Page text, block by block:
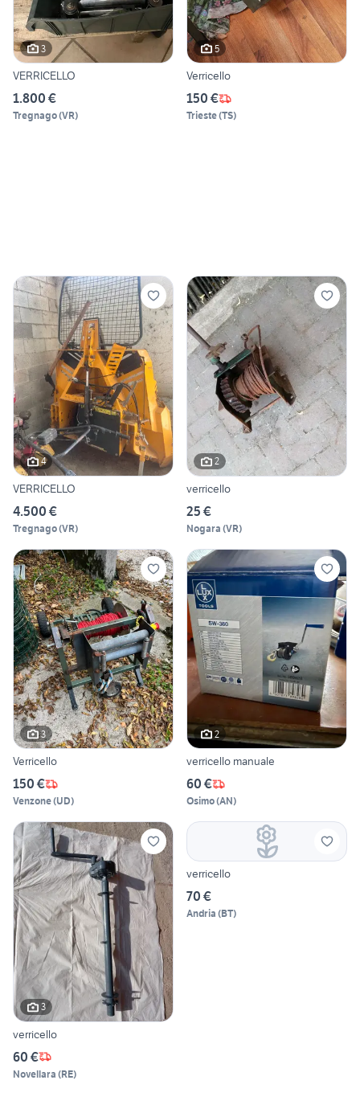
3
VERRICELLO
1.800 €
Tregnago(VR)
5
Verricello
150 €
Trieste(TS)
4
VERRICELLO
4.500 €
Tregnago(VR)
2
verricello
25 €
Nogara (VR)
3
Verricello
150 €
Venzone(UD)
2
verricello manuale
60 €
Osimo(AN)
3
verricello
60 €
Novellara (RE)
verricello
70 €
Andria (BT)